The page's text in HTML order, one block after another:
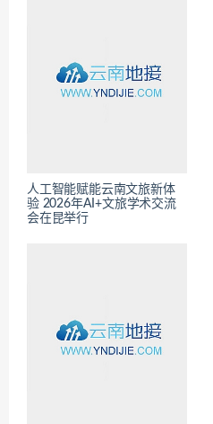
人工智能赋能云南文旅新体
验 2026年AI+文旅学术交流
会在昆举行